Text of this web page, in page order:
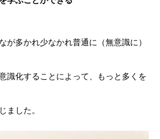
が多かれ少なかれ普通に（無意識に）
識化することによって、もっと多くを
ました。